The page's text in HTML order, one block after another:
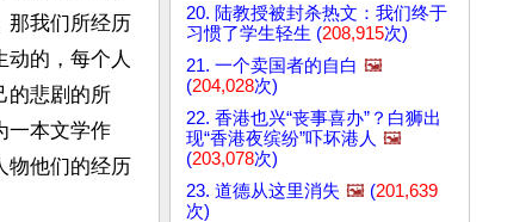
那我们所经历
动的，每个人
的悲剧的所
一本文学作
物他们的经历
20. 陆教授被封杀热文：我们终于
习惯了学生轻生 (208,915次)
21. 一个卖国者的自白 🖼️
(204,028次)
22. 香港也兴“丧事喜办”？白狮出
现“香港夜缤纷”吓坏港人 🖼️
(203,078次)
23. 道德从这里消失 🖼️ (201,639
次)